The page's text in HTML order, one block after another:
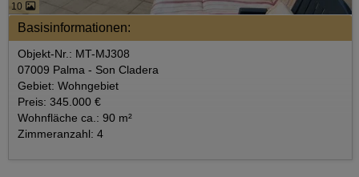
10
Basisinformationen:
Objekt-Nr.: MT-MJ308
07009 Palma - Son Cladera
Gebiet: Wohngebiet
Preis: 345.000 €
Wohnfläche ca.: 90 m²
Zimmeranzahl: 4